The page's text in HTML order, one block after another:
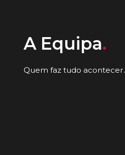
A Equipa.
Quem faz tudo acontecer.